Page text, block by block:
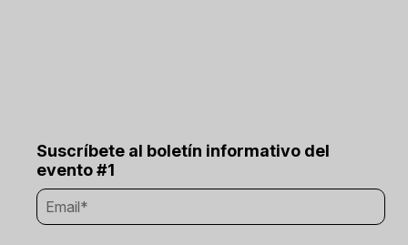
Suscríbete al boletín informativo del
evento #1